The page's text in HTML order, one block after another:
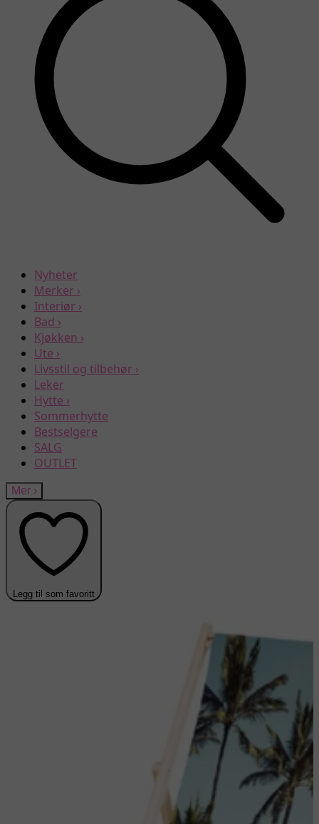
Nyheter
Merker ›
Interiør ›
Bad ›
Kjøkken ›
Ute ›
Livsstil og tilbehør ›
Leker
Hytte ›
Sommerhytte
Bestselgere
SALG
OUTLET
Mer ›
Legg til som favoritt